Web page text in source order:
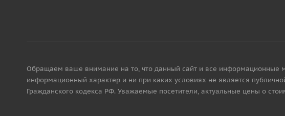
Обращаем ваше внимание на то, что данный сайт и все информационные
информационный характер и ни при каких условиях не является
Гражданского кодекса РФ. Уважаемые посетители, актуальные цены о